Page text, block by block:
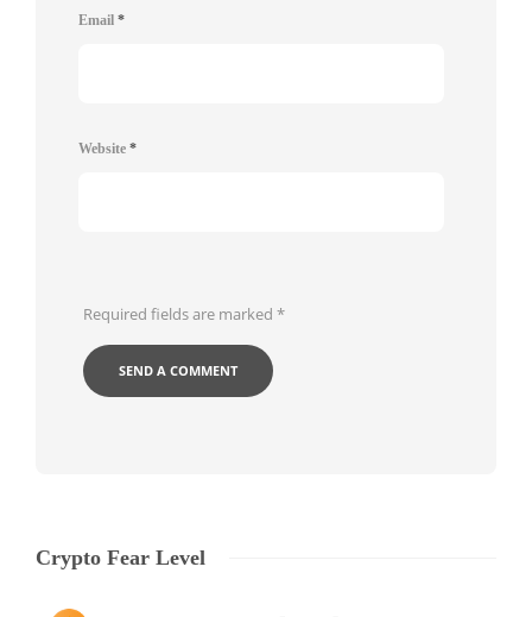
Email *
Website *
Required fields are marked *
Crypto Fear Level